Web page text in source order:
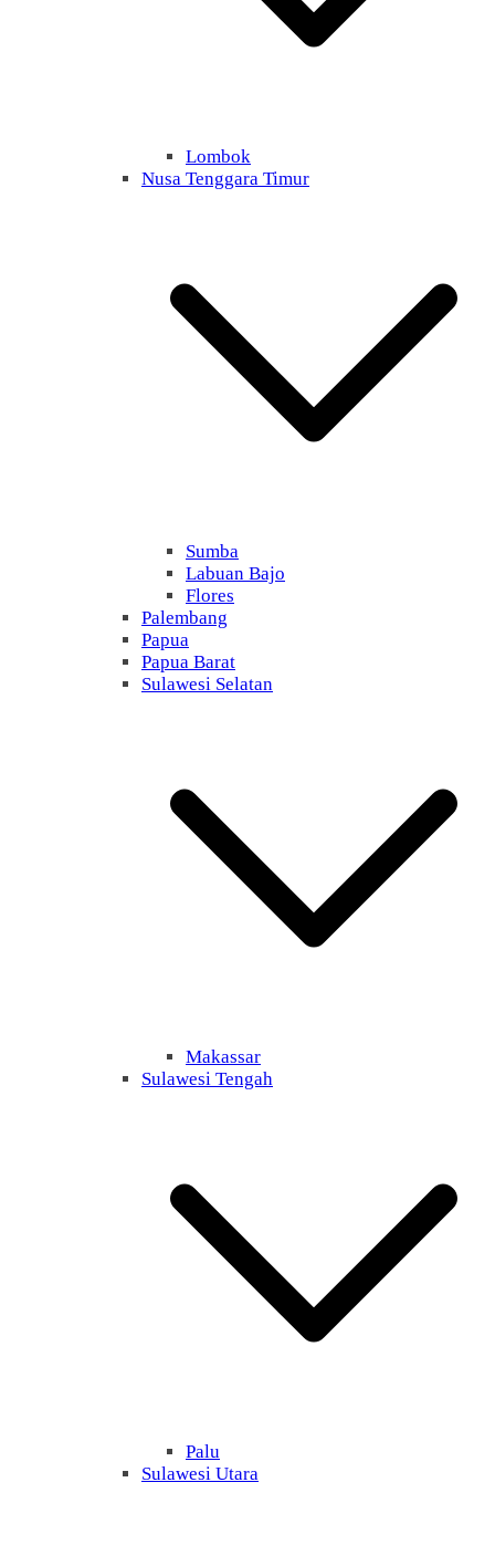
Lombok
Nusa Tenggara Timur
Sumba
Labuan Bajo
Flores
Palembang
Papua
Papua Barat
Sulawesi Selatan
Makassar
Sulawesi Tengah
Palu
Sulawesi Utara